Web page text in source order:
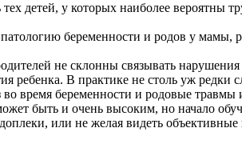
детей, у которых наиболее вероятны
беременности и родов у
не склонны связывать
В практике не столь уж редки
время беременности и родовые травмы
быть и очень высоким, но начало
или не желая видеть